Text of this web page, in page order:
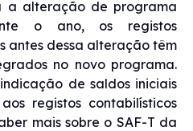
a alteração de programa
o ano, os registos
antes dessa alteração têm
no novo programa.
de saldos iniciais
registos contabilísticos
mais sobre o SAF-T da